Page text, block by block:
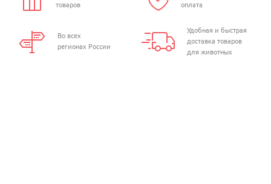
товаров
оплата
Во всех
регионах России
Удобная и быстрая
доставка товаров
для животных